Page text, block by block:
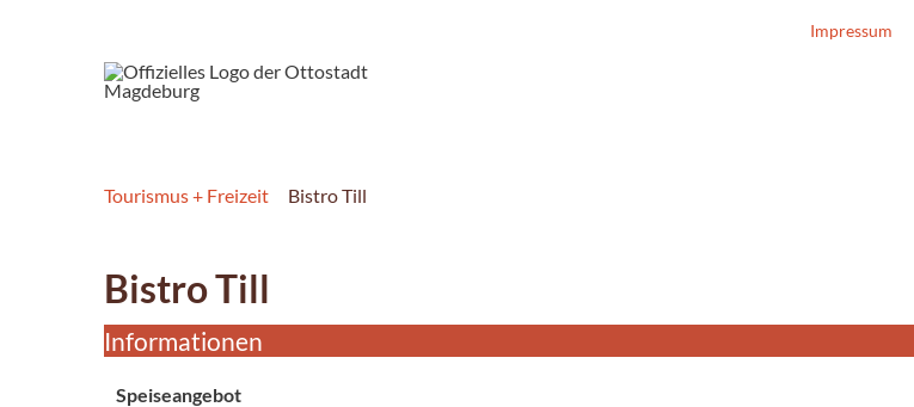
Impressum
Tourismus + Freizeit Bistro Till
Bistro Till
Informationen
Speiseangebot